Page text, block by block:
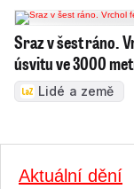
Sraz v šest ráno.
úsvitu ve 3000
Lidé a země
Aktuální dění